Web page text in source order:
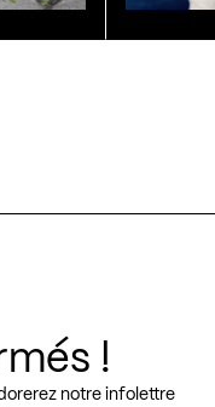
!
notre infolettre